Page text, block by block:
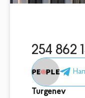
254 862
Turgenev